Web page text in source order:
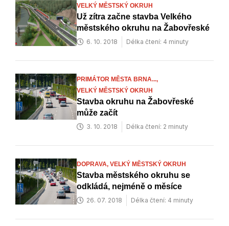
VELKÝ MĚSTSKÝ OKRUH
Už zítra začne stavba Velkého
městského okruhu na Žabovřeské
6. 10. 2018 Délka čtení: 4 minuty
PRIMÁTOR MĚSTA BRNA...,
VELKÝ MĚSTSKÝ OKRUH
Stavba okruhu na Žabovřeské
může začít
3. 10. 2018 Délka čtení: 2 minuty
DOPRAVA, VELKÝ MĚSTSKÝ OKRUH
Stavba městského okruhu se
odkládá, nejméně o měsíce
26. 07. 2018 Délka čtení: 4 minuty